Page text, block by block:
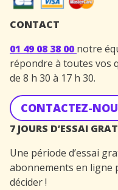
CONTACT
01 49 08 38 00 notre
répondre à toutes vos
de 8 h 30 à 17 h 30.
CONTACTEZ-
7 JOURS D’ESSAI
Une période d’essai
abonnements en ligne
décider !